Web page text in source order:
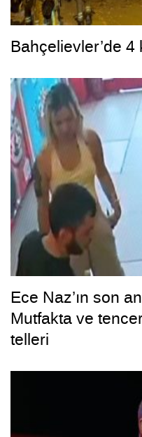
Bahçelievler’de 4
Ece Naz’ın son
Mutfakta ve
telleri